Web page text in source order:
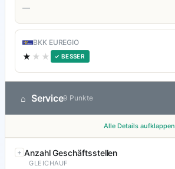
—
BKK EUREGIO
★ ★★ ✓ BESSER
⌂ Service9 Punkte
Alle Details aufklappen
Anzahl Geschäftsstellen
GLEICHAUF